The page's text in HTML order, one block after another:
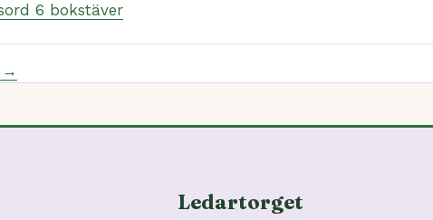
6 bokstäver
→
Ledartorget